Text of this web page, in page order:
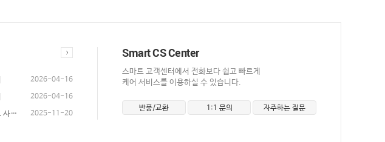
2026-04-16
2026-04-16
[11/21-12/31] 교원멤버스 포인트 사용 방법 안내 2025-11-20
Smart CS Center
스마트 고객센터에서 전화보다 쉽고 빠르게
케어 서비스를 이용하실 수 있습니다.
반품/교환 1:1 문의 자주하는 질문